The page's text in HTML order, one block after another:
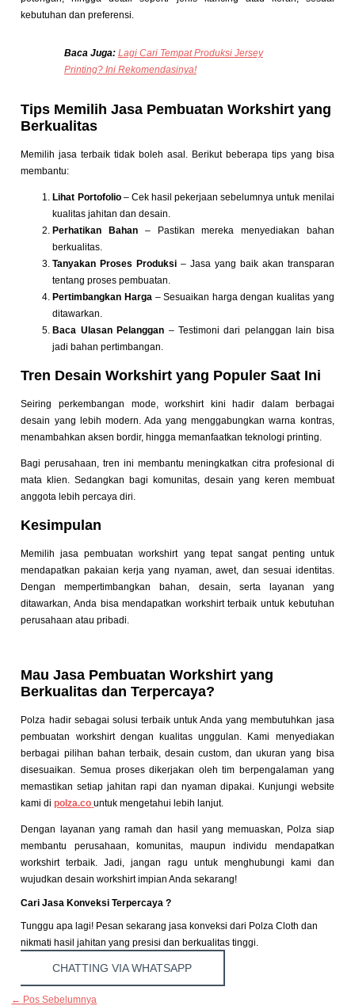
kebutuhan dan preferensi.
Baca Juga: Lagi Cari Tempat Produksi Jersey
Printing? Ini Rekomendasinya!
Tips Memilih Jasa Pembuatan Workshirt yang
Berkualitas
Memilih jasa terbaik tidak boleh asal. Berikut beberapa tips yang bisa
membantu:
Lihat Portofolio– Cek hasil pekerjaan sebelumnya untuk menilai
kualitas jahitan dan desain.
Perhatikan Bahan – Pastikan mereka menyediakan bahan
berkualitas.
Tanyakan Proses Produksi – Jasa yang baik akan transparan
tentang proses pembuatan.
Pertimbangkan Harga – Sesuaikan harga dengan kualitas yang
ditawarkan.
Baca Ulasan Pelanggan – Testimoni dari pelanggan lain bisa
jadi bahan pertimbangan.
Tren Desain Workshirt yang Populer Saat Ini
Seiring perkembangan mode, workshirt kini hadir dalam berbagai
desain yang lebih modern. Ada yang menggabungkan warna kontras,
menambahkan aksen bordir, hingga memanfaatkan teknologi printing.
Bagi perusahaan, tren ini membantu meningkatkan citra profesional di
mata klien. Sedangkan bagi komunitas, desain yang keren membuat
anggota lebih percaya diri.
Kesimpulan
Memilih jasa pembuatan workshirt yang tepat sangat penting untuk
mendapatkan pakaian kerja yang nyaman, awet, dan sesuai identitas.
Dengan mempertimbangkan bahan, desain, serta layanan yang
ditawarkan, Anda bisa mendapatkan workshirt terbaik untuk kebutuhan
perusahaan atau pribadi.
Mau Jasa Pembuatan Workshirt yang
Berkualitas dan Terpercaya?
Polza hadir sebagai solusi terbaik untuk Anda yang membutuhkan jasa
pembuatan workshirt dengan kualitas unggulan. Kami menyediakan
berbagai pilihan bahan terbaik, desain custom, dan ukuran yang bisa
disesuaikan. Semua proses dikerjakan oleh tim berpengalaman yang
memastikan setiap jahitan rapi dan nyaman dipakai. Kunjungi website
kami dipolza.co untuk mengetahui lebih lanjut.
Dengan layanan yang ramah dan hasil yang memuaskan, Polza siap
membantu perusahaan, komunitas, maupun individu mendapatkan
workshirt terbaik. Jadi, jangan ragu untuk menghubungi kami dan
wujudkan desain workshirt impian Anda sekarang!
Cari Jasa Konveksi Terpercaya ?
Tunggu apa lagi! Pesan sekarang jasa konveksi dari Polza Cloth dan
nikmati hasil jahitan yang presisi dan berkualitas tinggi.
CHATTING VIA WHATSAPP
← Pos Sebelumnya